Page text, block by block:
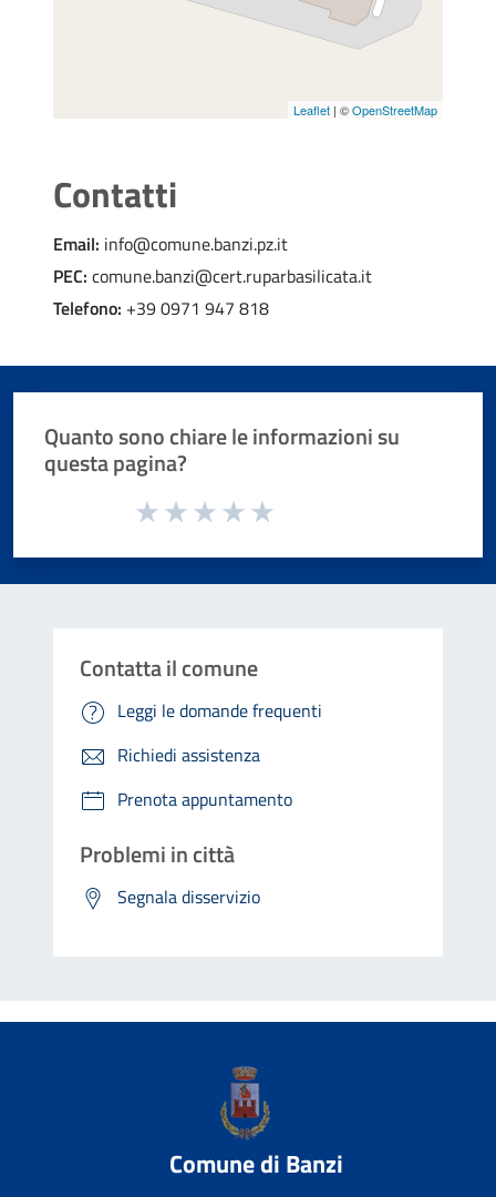
Leaflet | ©OpenStreetMap
Contatti
Email: info@comune.banzi.pz.it
PEC: comune.banzi@cert.ruparbasilicata.it
Telefono: +39 0971 947 818
Quanto sono chiare le informazioni su
questa pagina?
Valuta da 1 a 5 stelle la pagina
Contatta il comune
Leggi le domande frequenti
Richiedi assistenza
Prenota appuntamento
Problemi in città
Segnala disservizio
Comune di Banzi